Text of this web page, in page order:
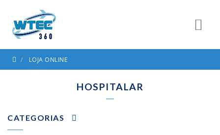
LOJA ONLINE
HOSPITALAR
CATEGORIAS